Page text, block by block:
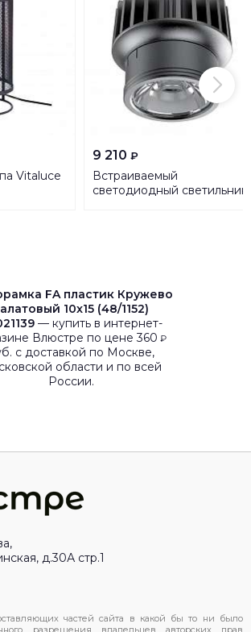
Vitaluce
9 210 ₽
Встраиваемый
светодиодный светильник
FA пластик Кружево
10x15 (48/1152)
— купить в интернет-
Влюстре по цене 360 ₽
с доставкой по Москве,
области и по всей
России.
д.30А стр.1
частей сайта в какой бы то ни было
разрешения владельцев авторских прав